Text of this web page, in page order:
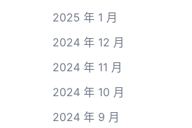
2025 年 1 月
2024 年 12 月
2024 年 11 月
2024 年 10 月
2024 年 9 月